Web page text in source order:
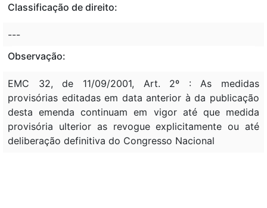
Classificação de direito:
---
Observação:
EMC 32, de 11/09/2001, Art. 2º : As medidas
provisórias editadas em data anterior à da publicação
desta emenda continuam em vigor até que medida
provisória ulterior as revogue explicitamente ou até
deliberação definitiva do Congresso Nacional